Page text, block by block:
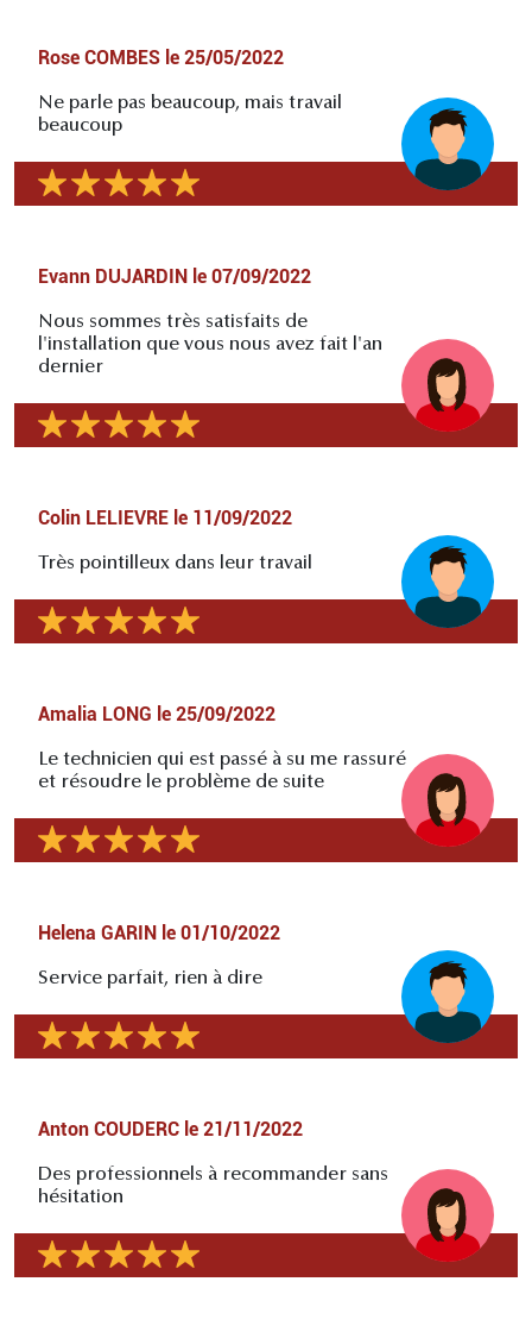
Rose COMBES le 25/05/2022
Ne parle pas beaucoup, mais travail
beaucoup
Evann DUJARDIN le 07/09/2022
Nous sommes très satisfaits de
l'installation que vous nous avez fait l'an
dernier
Colin LELIEVRE le 11/09/2022
Très pointilleux dans leur travail
Amalia LONG le 25/09/2022
Le technicien qui est passé à su me rassuré
et résoudre le problème de suite
Helena GARIN le 01/10/2022
Service parfait, rien à dire
Anton COUDERC le 21/11/2022
Des professionnels à recommander sans
hésitation